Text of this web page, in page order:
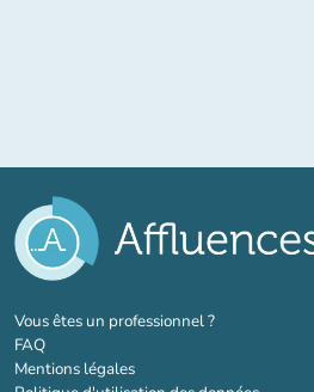
Vous êtes un professionnel ?(nouvel onglet)
FAQ
Mentions légales